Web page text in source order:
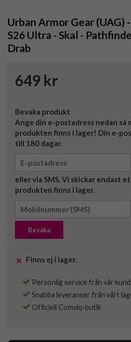
Urban Armor Gear (UAG)
S26 Ultra - Skal -
Drab
649 kr
Bevaka produkt
Ange din e-postadress nedan så
produkten finns i lager! Din e-
till 180 dagar.
eller via SMS. Vi skickar endast
produkten finns i lager.
Bevaka
Finns ej i lager.
Personlig service från vår
Snabba leveranser från vårt
Officiell Comviq-butik